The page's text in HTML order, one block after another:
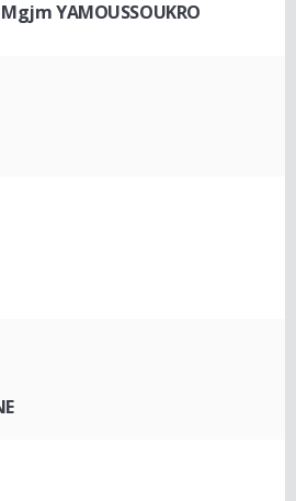
YAMOUSSOUKRO